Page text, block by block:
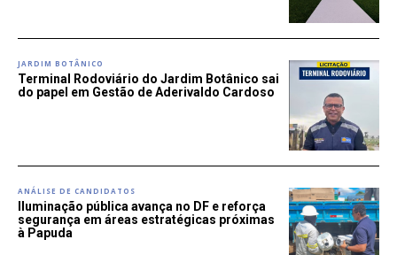
JARDIM BOTÂNICO
Terminal Rodoviário do Jardim Botânico sai
do papel em Gestão de Aderivaldo Cardoso
ANÁLISE DE CANDIDATOS
Iluminação pública avança no DF e reforça
segurança em áreas estratégicas próximas
à Papuda